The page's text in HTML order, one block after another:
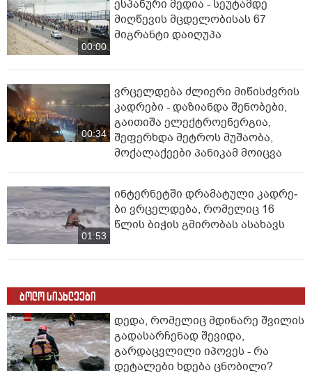
00:00
ესპანური მედია - სეუტამდე
მიღწევის მცდელობისას 67
მიგრანტი დაიღუპა
00:34
ვრცელდება ძლიერი მიწისძვრის
კადრები - დაზიანდა შენობები,
გაითიშა ელექტროენერგია,
შეფერხდა მეტროს მუშაობა,
მოქალაქეები პანიკამ მოიცვა
01:53
ინ­ტერ­ნეტ­ში დრა­მა­ტუ­ლი კად­რე­
ბი ვრცელდება, რომელიც 16
წლის ბიჭის გმირობას ასახავს
ბოლო სიახლეები
დედა, რომელიც მდინარე შვილის
გადასარჩენად შევიდა,
გარდაცვლილი იპოვეს - რა
დეტალები ხდება ცნობილი?